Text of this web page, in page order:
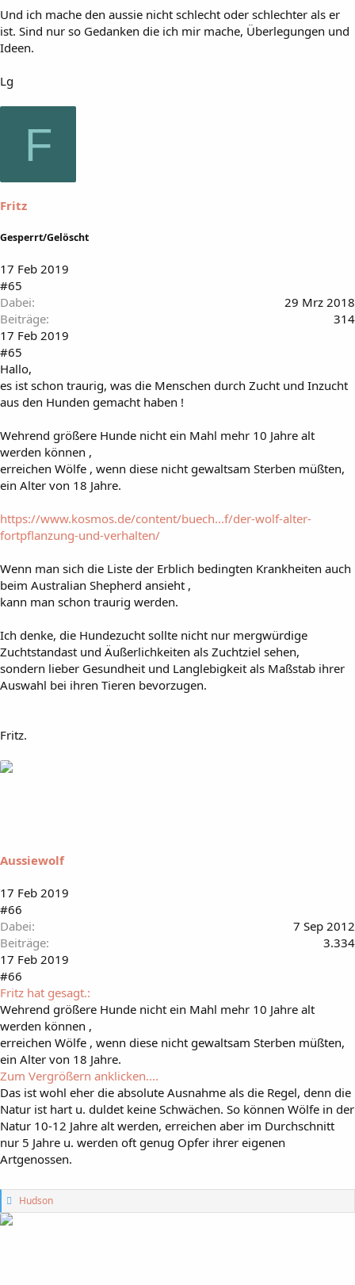
Und ich mache den aussie nicht schlecht oder schlechter als er
ist. Sind nur so Gedanken die ich mir mache, Überlegungen und
Ideen.
Lg
F
Fritz
Gesperrt/Gelöscht
17 Feb 2019
#65
Dabei
29 Mrz 2018
Beiträge
314
17 Feb 2019
#65
Hallo,
es ist schon traurig, was die Menschen durch Zucht und Inzucht
aus den Hunden gemacht haben !
Wehrend größere Hunde nicht ein Mahl mehr 10 Jahre alt
werden können ,
erreichen Wölfe , wenn diese nicht gewaltsam Sterben müßten,
ein Alter von 18 Jahre.
https://www.kosmos.de/content/buech...f/der-wolf-alter-
fortpflanzung-und-verhalten/
Wenn man sich die Liste der Erblich bedingten Krankheiten auch
beim Australian Shepherd ansieht ,
kann man schon traurig werden.
Ich denke, die Hundezucht sollte nicht nur mergwürdige
Zuchtstandast und Äußerlichkeiten als Zuchtziel sehen,
sondern lieber Gesundheit und Langlebigkeit als Maßstab ihrer
Auswahl bei ihren Tieren bevorzugen.
Fritz.
Aussiewolf
17 Feb 2019
#66
Dabei
7 Sep 2012
Beiträge
3.334
17 Feb 2019
#66
Fritz hat gesagt.:
Wehrend größere Hunde nicht ein Mahl mehr 10 Jahre alt
werden können ,
erreichen Wölfe , wenn diese nicht gewaltsam Sterben müßten,
ein Alter von 18 Jahre.
Zum Vergrößern anklicken....
Das ist wohl eher die absolute Ausnahme als die Regel, denn die
Natur ist hart u. duldet keine Schwächen. So können Wölfe in der
Natur 10-12 Jahre alt werden, erreichen aber im Durchschnitt
nur 5 Jahre u. werden oft genug Opfer ihrer eigenen
Artgenossen.
G
e
Hudson